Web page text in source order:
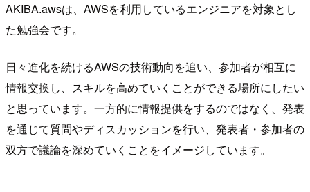
AKIBA.awsは、AWSを利用しているエンジニアを対象とし
た勉強会です。
日々進化を続けるAWSの技術動向を追い、参加者が相互に
情報交換し、スキルを高めていくことができる場所にしたい
と思っています。一方的に情報提供をするのではなく、発表
を通じて質問やディスカッションを行い、発表者・参加者の
双方で議論を深めていくことをイメージしています。